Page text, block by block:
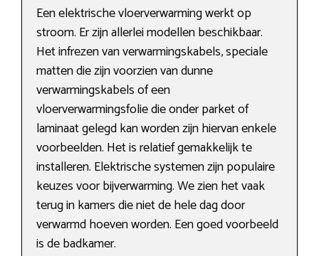
Een elektrische vloerverwarming werkt op
stroom. Er zijn allerlei modellen beschikbaar.
Het infrezen van verwarmingskabels, speciale
matten die zijn voorzien van dunne
verwarmingskabels of een
vloerverwarmingsfolie die onder parket of
laminaat gelegd kan worden zijn hiervan enkele
voorbeelden. Het is relatief gemakkelijk te
installeren. Elektrische systemen zijn populaire
keuzes voor bijverwarming. We zien het vaak
terug in kamers die niet de hele dag door
verwarmd hoeven worden. Een goed voorbeeld
is de badkamer.